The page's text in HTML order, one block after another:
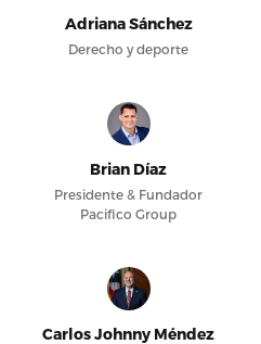
Adriana Sánchez
Derecho y deporte
Brian Díaz
Presidente & Fundador
Pacifico Group
Carlos Johnny Méndez